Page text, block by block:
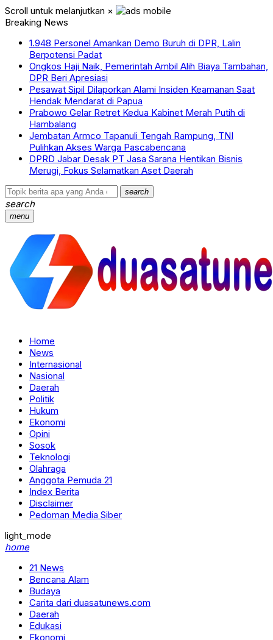
Scroll untuk melanjutkan ×
Breaking News
1.948 Personel Amankan Demo Buruh di DPR, Lalin
Berpotensi Padat
Ongkos Haji Naik, Pemerintah Ambil Alih Biaya Tambahan,
DPR Beri Apresiasi
Pesawat Sipil Dilaporkan Alami Insiden Keamanan Saat
Hendak Mendarat di Papua
Prabowo Gelar Retret Kedua Kabinet Merah Putih di
Hambalang
Jembatan Armco Tapanuli Tengah Rampung, TNI
Pulihkan Akses Warga Pascabencana
DPRD Jabar Desak PT Jasa Sarana Hentikan Bisnis
Merugi, Fokus Selamatkan Aset Daerah
search
search
menu
Home
News
Internasional
Nasional
Daerah
Politik
Hukum
Ekonomi
Opini
Sosok
Teknologi
Olahraga
Anggota Pemuda 21
Index Berita
Disclaimer
Pedoman Media Siber
light_mode
home
21 News
Bencana Alam
Budaya
Carita dari duasatunews.com
Daerah
Edukasi
Ekonomi